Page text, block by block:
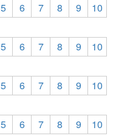
5 6 7 8 9
10
5 6 7 8 9
10
5 6 7 8 9
10
5 6 7 8 9
10